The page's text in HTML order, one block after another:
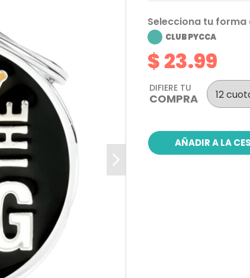
Selecciona tu forma
CLUB PYCCA
$ 23.99
DIFIERE TU
COMPRA
AÑADIR A LA